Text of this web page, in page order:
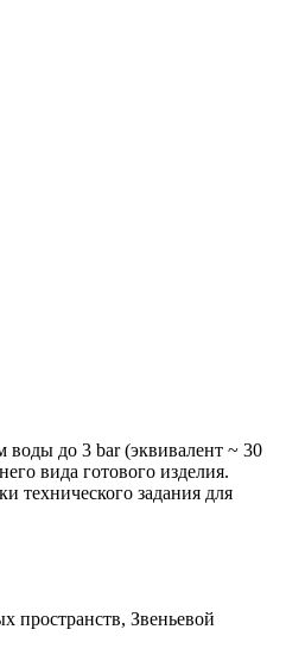
до 3 bar (эквивалент ~ 30
вида готового изделия.
технического задания для
пространств, Звеньевой